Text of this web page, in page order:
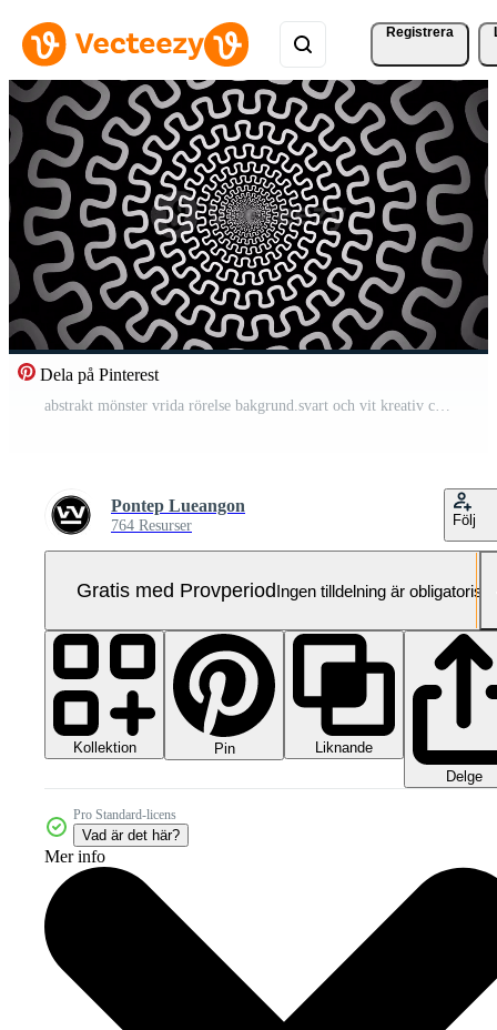
Registrera
Dela på Pinterest
abstrakt mönster vrida rörelse bakgrund.svart och vit kreativ cirkel grafisk. Pro Video
Pontep Lueangon
764 Resurser Följ
Gratis med ProvperiodIngen tilldelning är obligatorisk
Kollektion Pin
Liknande
Delge
Pro Standard-licens
Vad är det här?
Mer info